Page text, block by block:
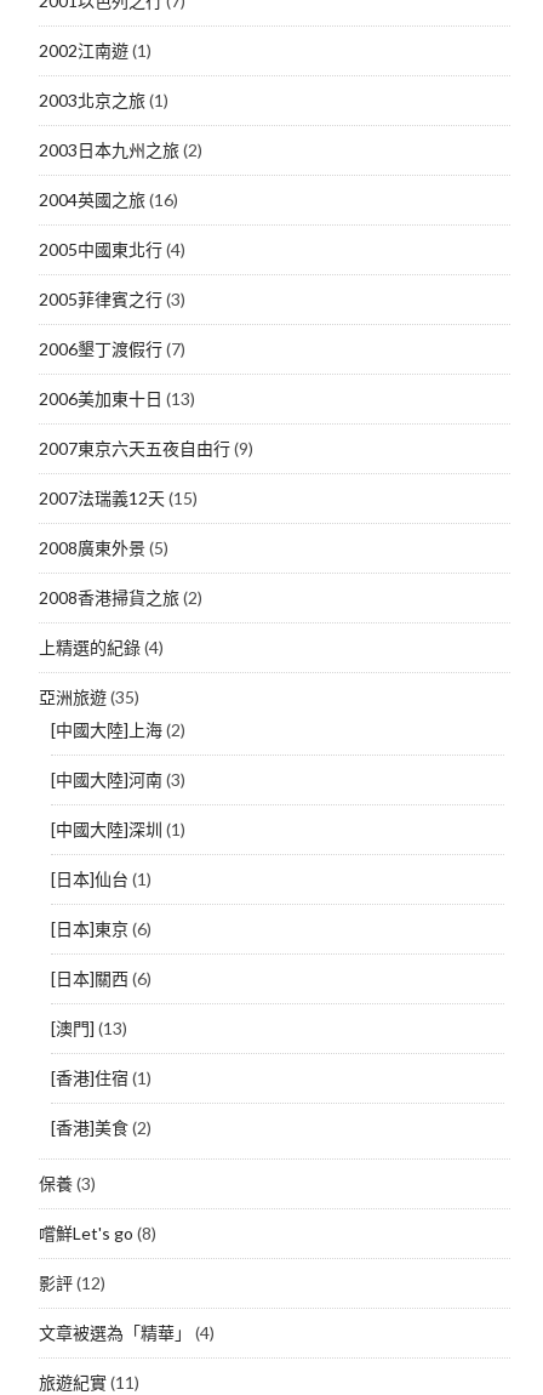
2002江南遊(1)
2003北京之旅(1)
2003日本九州之旅(2)
2004英國之旅(16)
2005中國東北行(4)
2005菲律賓之行(3)
2006墾丁渡假行(7)
2006美加東十日 (13)
2007東京六天五夜自由行(9)
2007法瑞義12天(15)
2008廣東外景(5)
2008香港掃貨之旅(2)
上精選的紀錄(4)
亞洲旅遊(35)
[中國大陸]上海(2)
[中國大陸]河南(3)
[中國大陸]深圳 (1)
[日本]仙台 (1)
[日本]東京(6)
[日本]關西(6)
[澳門] (13)
[香港]住宿 (1)
[香港]美食(2)
保養(3)
嚐鮮Let's go (8)
影評(12)
文章被選為「精華」 (4)
旅遊紀實(11)